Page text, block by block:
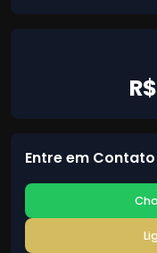
Entre em Contato